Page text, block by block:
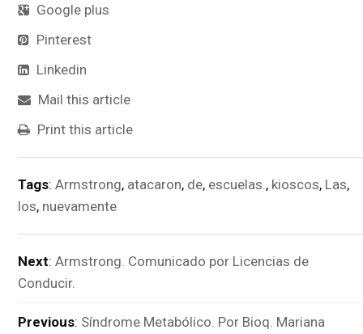
Google plus
Pinterest
Linkedin
Mail this article
Print this article
Tags: Armstrong, atacaron, de, escuelas. , kioscos, Las,
los, nuevamente
Next: Armstrong. Comunicado por Licencias de
Conducir.
Previous: Síndrome Metabólico. Por Bioq. Mariana